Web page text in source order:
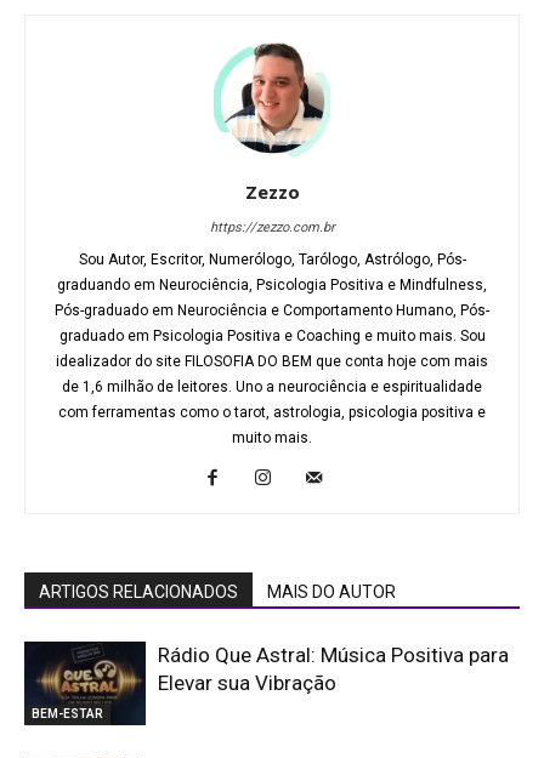
Zezzo
https://zezzo.com.br
Sou Autor, Escritor, Numerólogo, Tarólogo, Astrólogo, Pós-
graduando em Neurociência, Psicologia Positiva e Mindfulness,
Pós-graduado em Neurociência e Comportamento Humano, Pós-
graduado em Psicologia Positiva e Coaching e muito mais. Sou
idealizador do site FILOSOFIA DO BEM que conta hoje com mais
de 1,6 milhão de leitores. Uno a neurociência e espiritualidade
com ferramentas como o tarot, astrologia, psicologia positiva e
muito mais.
ARTIGOS RELACIONADOS MAIS DO AUTOR
BEM-ESTAR
Rádio Que Astral: Música Positiva para
Elevar sua Vibração